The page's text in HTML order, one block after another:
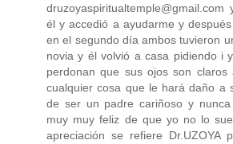
él y accedió a ayudarme y
en el segundo día ambos tuvieron
novia y él volvió a casa pidiendo i
perdonan que sus ojos son claros
cualquier cosa que le hará daño a
de ser un padre cariñoso y
muy muy feliz de que yo no lo
apreciación se refiere Dr.UZOYA